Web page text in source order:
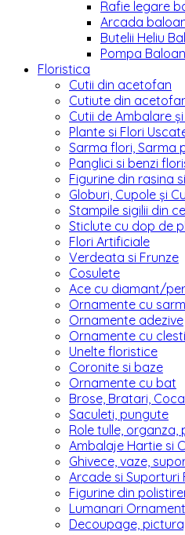
Rafie legare
Arcada
Butelii Heliu
Pompa
Floristica
Cutii din acetofan
Cutiute din
Cutii de Ambalare
Plante si Flori
Sarma flori, Sarma
Panglici si benzi
Figurine din rasina
Globuri, Cupole și
Stampile sigilii din
Sticlute cu dop de
Flori Artificiale
Verdeata si Frunze
Cosulete
Ace cu diamant/
Ornamente cu
Ornamente adezive
Ornamente cu
Unelte floristice
Coronite si baze
Ornamente cu bat
Brose, Bratari,
Saculeti, pungute
Role tulle, organza,
Ambalaje Hartie si
Ghivece, vaze,
Arcade si Suporturi
Figurine din
Lumanari
Decoupage,